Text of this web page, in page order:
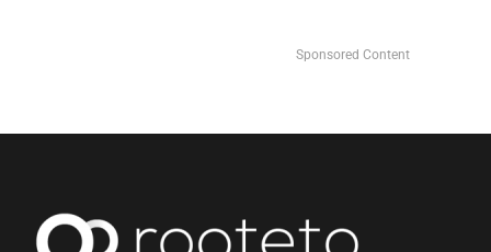
Sponsored Content